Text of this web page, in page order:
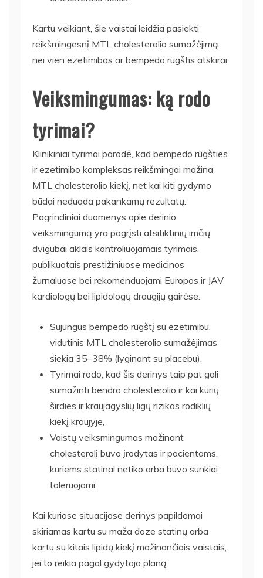
Kartu veikiant, šie vaistai leidžia pasiekti
reikšmingesnį MTL cholesterolio sumažėjimą
nei vien ezetimibas ar bempedo rūgštis atskirai.
Veiksmingumas: ką rodo
tyrimai?
Klinikiniai tyrimai parodė, kad bempedo rūgšties
ir ezetimibo kompleksas reikšmingai mažina
MTL cholesterolio kiekį, net kai kiti gydymo
būdai neduoda pakankamų rezultatų.
Pagrindiniai duomenys apie derinio
veiksmingumą yra pagrįsti atsitiktinių imčių,
dvigubai aklais kontroliuojamais tyrimais,
publikuotais prestižiniuose medicinos
žurnaluose bei rekomenduojami Europos ir JAV
kardiologų bei lipidologų draugijų gairėse.
Sujungus bempedo rūgštį su ezetimibu,
vidutinis MTL cholesterolio sumažėjimas
siekia 35–38% (lyginant su placebu),
Tyrimai rodo, kad šis derinys taip pat gali
sumažinti bendro cholesterolio ir kai kurių
širdies ir kraujagyslių ligų rizikos rodiklių
kiekį kraujyje,
Vaistų veiksmingumas mažinant
cholesterolį buvo įrodytas ir pacientams,
kuriems statinai netiko arba buvo sunkiai
toleruojami.
Kai kuriose situacijose derinys papildomai
skiriamas kartu su maža doze statinų arba
kartu su kitais lipidų kiekį mažinančiais vaistais,
jei to reikia pagal gydytojo planą.